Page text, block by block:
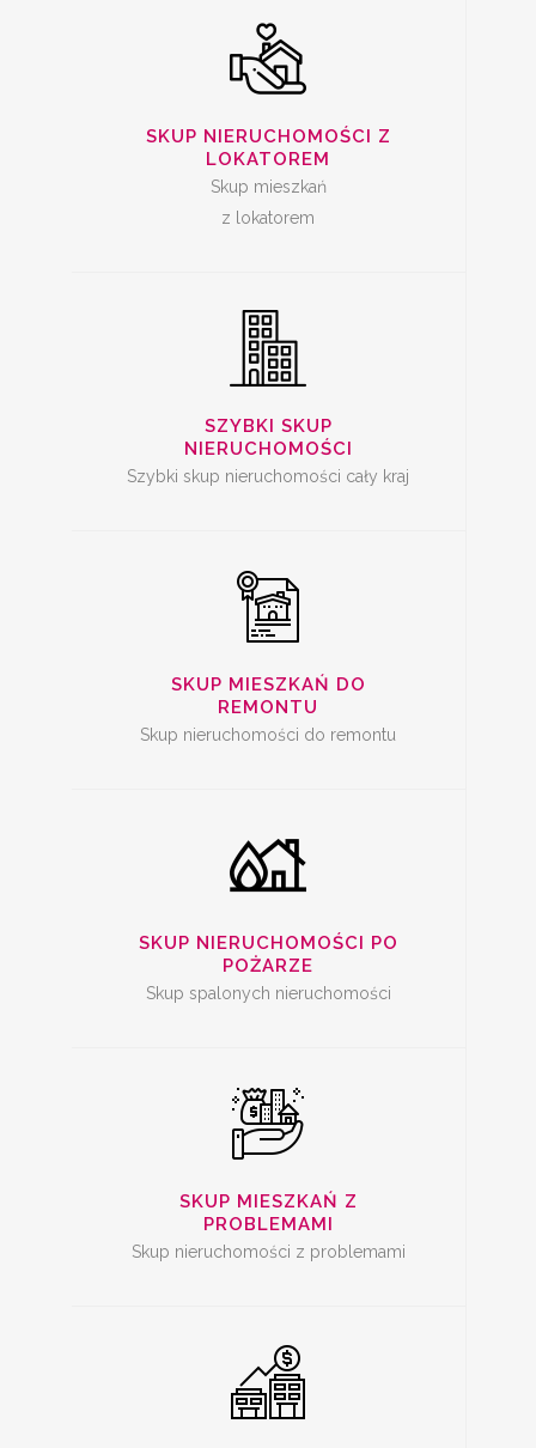
SKUP NIERUCHOMOŚCI Z
LOKATOREM
Skup mieszkań
z lokatorem
SZYBKI SKUP
NIERUCHOMOŚCI
Szybki skup nieruchomości cały kraj
SZYBKA SPRZEDAŻ
MIESZKANIA
SKUP MIESZKAŃ DO
REMONTU
Skup nieruchomości do remontu
SKUP LOKALI DO
REMONTU
SKUP NIERUCHOMOŚCI PO
POŻARZE
Skup spalonych nieruchomości
SKUP SPALONYCH
NIERUCHOMOŚCI
SKUP MIESZKAŃ Z
PROBLEMAMI
Skup nieruchomości z problemami
SKUP
PROBLEMAMI
SKUP
NIERUCHOMOŚCI ZA
GOTÓWKĘ